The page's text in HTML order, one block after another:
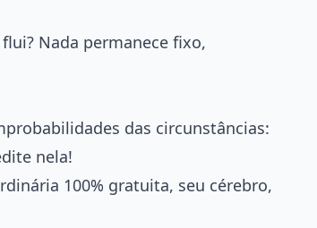
Nada permanece fixo,
das circunstâncias:
nela!
100% gratuita, seu cérebro,